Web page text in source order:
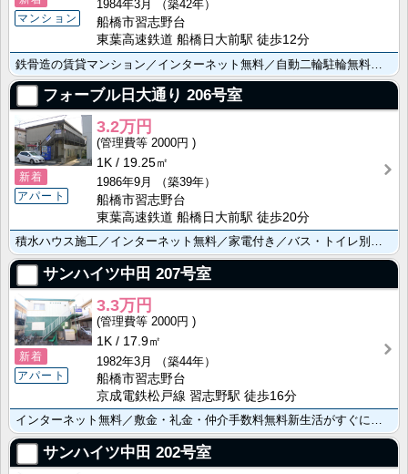
マンション
1984年3月
（築42年）
船橋市習志野台
東葉高速鉄道 船橋日大前駅 徒歩12分
フォーブル日大通り 206号室
新着
アパート
3.2万円
2000円
1K
19.25㎡
1986年9月
（築39年）
船橋市習志野台
東葉高速鉄道 船橋日大前駅 徒歩20分
積水ハウス施工／インターネット無料／家電付き／バス・トイレ別エアコン／洗濯機／冷蔵庫／ガスコンロ／照･･･
サンハイツ中田 207号室
新着
アパート
3.3万円
2000円
1K
17.9㎡
1982年3月
（築44年）
船橋市習志野台
京成電鉄松戸線 習志野駅 徒歩16分
インターネット無料／敷金・礼金・仲介手数料無料新生活がすぐに始められる家電付き（電子レンジ・冷蔵庫・･･･
サンハイツ中田 202号室